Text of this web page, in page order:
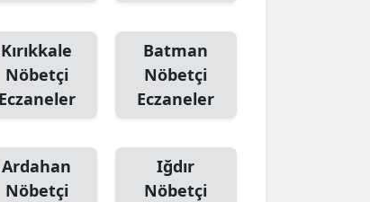
Kırıkkale
Nöbetçi
Eczaneler
Batman
Nöbetçi
Eczaneler
Ardahan
Nöbetçi
Iğdır
Nöbetçi